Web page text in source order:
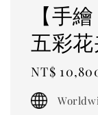
【手
五彩
Regular
price
NT$